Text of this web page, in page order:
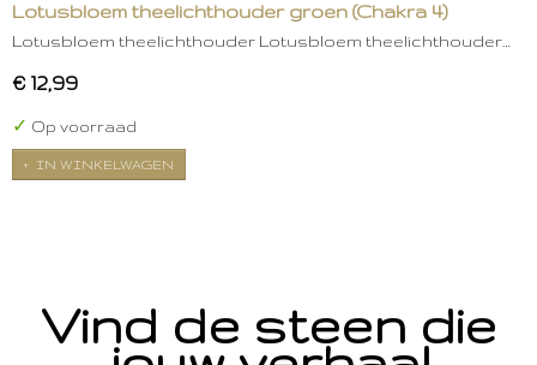
Lotusbloem theelichthouder groen (Chakra 4)
Lotusbloem theelichthouder Lotusbloem theelichthouder…
€ 12,99
✓ Op voorraad
IN WINKELWAGEN
Vind de steen die